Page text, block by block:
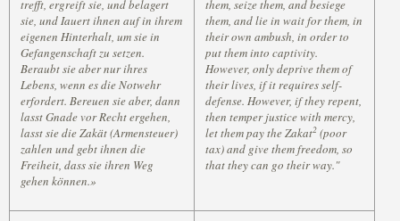
trefft, ergreift sie, und belagert
sie, und Iauert ihnen auf in ihrem
eigenen Hinterhalt, um sie in
Gefangenschaft zu setzen.
Beraubt sie aber nur ihres
Lebens, wenn es die Notwehr
erfordert. Bereuen sie aber, dann
lasst Gnade vor Recht ergehen,
lasst sie die Zakät (Armensteuer)
zahlen und gebt ihnen die
Freiheit, dass sie ihren Weg
gehen können.»
them, seize them, and besiege
them, and lie in wait for them, in
their own ambush, in order to
put them into captivity.
However, only deprive them of
their lives, if it requires self-
defense. However, if they repent,
then temper justice with mercy,
let them pay the Zakat2 (poor
tax) and give them freedom, so
that they can go their way."